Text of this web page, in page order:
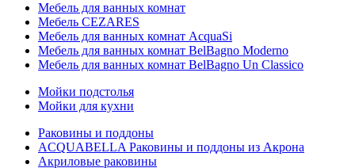
Мебель для ванных комнат
Мебель CEZARES
Мебель для ванных комнат AcquaSi
Мебель для ванных комнат BelBagno Moderno
Мебель для ванных комнат BelBagno Un Classico
Мойки подстолья
Мойки для кухни
Раковины и поддоны
ACQUABELLA Раковины и поддоны из Акрона
Акриловые раковины